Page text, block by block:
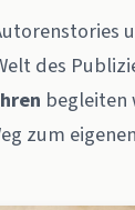
des
begleiten
zum